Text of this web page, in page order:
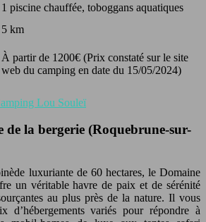
1 piscine chauffée, toboggans aquatiques
5 km
À partir de 1200€ (Prix constaté sur le site
web du camping en date du 15/05/2024)
Lou Souleï
de la bergerie (Roquebrune-sur-
luxuriante de 60 hectares, le Domaine
un véritable havre de paix et de sérénité
au plus près de la nature. Il vous
d’hébergements variés pour répondre à